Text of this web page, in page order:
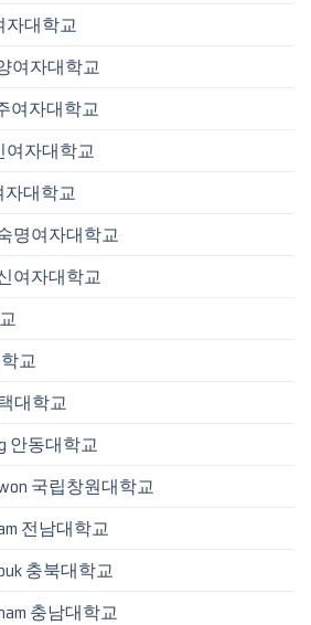
자대학교
여자대학교
여자대학교
여자대학교
자대학교
명여자대학교
여자대학교
교
대학교
안동대학교
국립창원대학교
전남대학교
충북대학교
충남대학교